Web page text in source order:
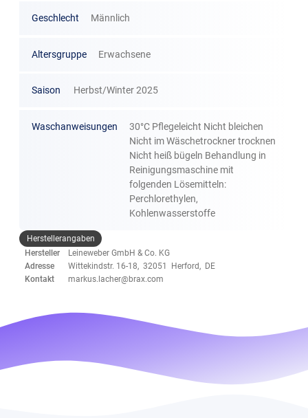
Geschlecht Männlich
Altersgruppe Erwachsene
Saison Herbst/Winter 2025
Waschanweisungen
30°C Pflegeleicht Nicht bleichen
Nicht im Wäschetrockner trocknen
Nicht heiß bügeln Behandlung in
Reinigungsmaschine mit
folgenden Lösemitteln:
Perchlorethylen,
Kohlenwasserstoffe
Herstellerangaben
Hersteller
Leineweber GmbH & Co. KG
Adresse
Wittekindstr. 16-18, 32051 Herford, DE
Kontakt
markus.lacher@brax.com